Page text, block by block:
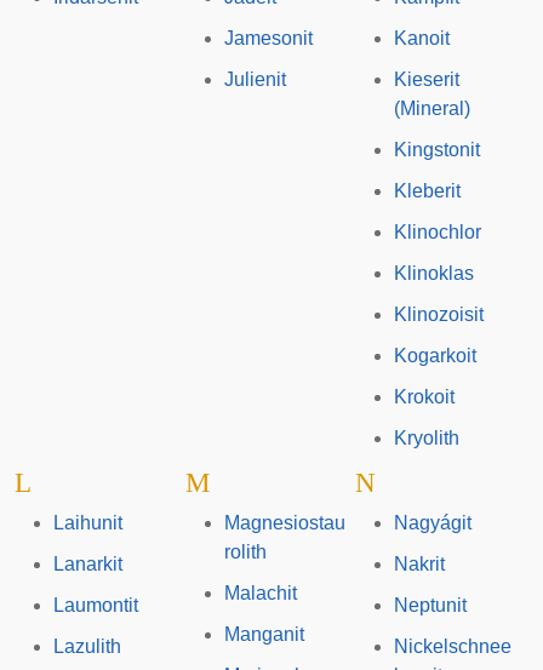
Jamesonit
Julienit
Kanoit
Kieserit
(Mineral)
Kingstonit
Kleberit
Klinochlor
Klinoklas
Klinozoisit
Kogarkoit
Krokoit
Kryolith
L
Laihunit
Lanarkit
Laumontit
Lazulith
M
Magnesiostau
rolith
Malachit
Manganit
N
Nagyágit
Nakrit
Neptunit
Nickelschnee